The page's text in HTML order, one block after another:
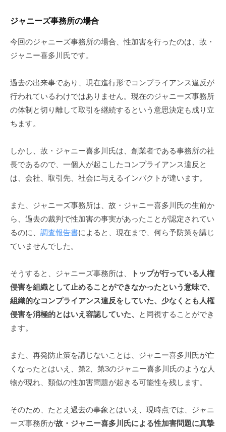
ジャニーズ事務所の場合
今回のジャニーズ事務所の場合、性加害を行ったのは、故・
ジャニー喜多川氏です。
過去の出来事であり、現在進行形でコンプライアンス違反が
行われているわけではありません。現在のジャニーズ事務所
の体制と切り離して取引を継続するという意思決定も成り立
ちます。
しかし、故・ジャニー喜多川氏は、創業者である事務所の社
長であるので、一個人が起こしたコンプライアンス違反と
は、会社、取引先、社会に与えるインパクトが違います。
また、ジャニーズ事務所は、故・ジャニー喜多川氏の生前か
ら、過去の裁判で性加害の事実があったことが認定されてい
るのに、 調査報告書によると、現在まで、何ら予防策を講じ
ていませんでした。
そうすると、ジャニーズ事務所は、
トップが行っている人権
侵害を組織として止めることができなかったという意味で、
組織的なコンプライアンス違反をしていた、少なくとも人権
侵害を消極的とはいえ容認していた、
と同視することができ
ます。
また、再発防止策を講じないことは、ジャニー喜多川氏が亡
くなったとはいえ、第2、第3のジャニー喜多川氏のような人
物が現れ、類似の性加害問題が起きる可能性を残します。
そのため、たとえ過去の事象とはいえ、現時点では、ジャニ
ーズ事務所が故・ジャニー喜多川氏による性加害問題に真摯